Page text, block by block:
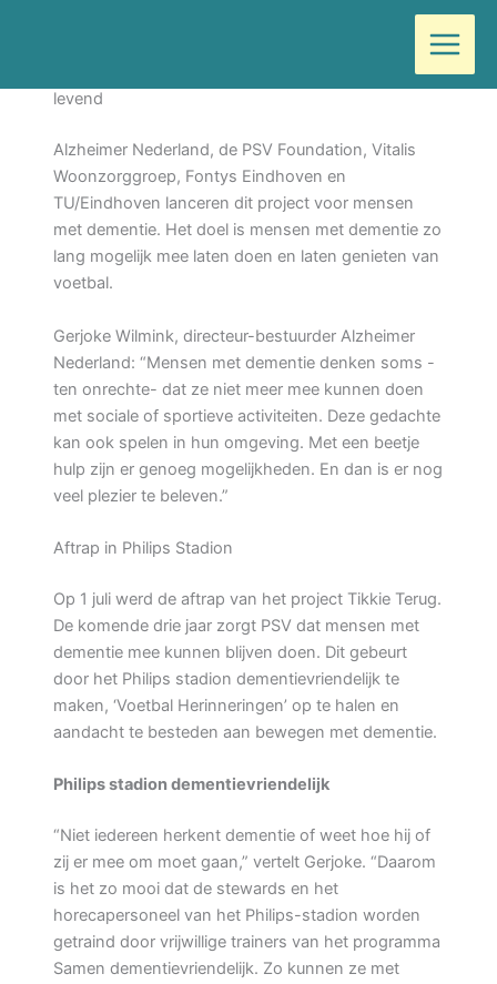
inhoudlevend
Alzheimer Nederland, de PSV Foundation, Vitalis
Woonzorggroep, Fontys Eindhoven en
TU/Eindhoven lanceren dit project voor mensen
met dementie. Het doel is mensen met dementie zo
lang mogelijk mee laten doen en laten genieten van
voetbal.
Gerjoke Wilmink, directeur-bestuurder Alzheimer
Nederland: “Mensen met dementie denken soms -
ten onrechte- dat ze niet meer mee kunnen doen
met sociale of sportieve activiteiten. Deze gedachte
kan ook spelen in hun omgeving. Met een beetje
hulp zijn er genoeg mogelijkheden. En dan is er nog
veel plezier te beleven.”
Aftrap in Philips Stadion
Op 1 juli werd de aftrap van het project Tikkie Terug.
De komende drie jaar zorgt PSV dat mensen met
dementie mee kunnen blijven doen. Dit gebeurt
door het Philips stadion dementievriendelijk te
maken, ‘Voetbal Herinneringen’ op te halen en
aandacht te besteden aan bewegen met dementie.
Philips stadion dementievriendelijk
“Niet iedereen herkent dementie of weet hoe hij of
zij er mee om moet gaan,” vertelt Gerjoke. “Daarom
is het zo mooi dat de stewards en het
horecapersoneel van het Philips-stadion worden
getraind door vrijwillige trainers van het programma
Samen dementievriendelijk. Zo kunnen ze met